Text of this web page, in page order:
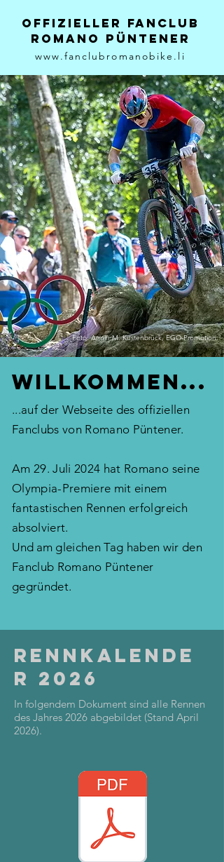
Offizieller Fanclub
Romano Püntener
www.fanclubromanobike.li
Foto: Armin M. Küstenbrück, EGO-Promotion.
Willkommen...
...auf der Webseite des offiziellen
Fanclubs von Romano Püntener.
Am 29. Juli 2024 hat Romano seine
Olympia-Premiere mit einem
fantastischen Rennen erfolgreich
absolviert.
Und am gleichen Tag haben wir den
Fanclub Romano Püntener
gegründet.
Rennkalende
r 2026
In folgendem Dokument sind alle Rennen
des Jahres 2026 abgebildet (Stand April
2026).